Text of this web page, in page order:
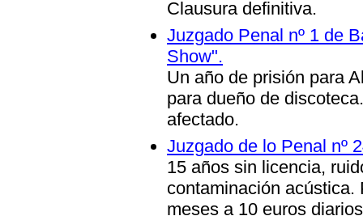
Clausura definitiva.
Juzgado Penal nº 1 de
Show".
Un año de prisión para
para dueño de
afectado.
Juzgado de lo Penal nº
15 años sin licencia,
contaminación acústica.
meses a 10 euros